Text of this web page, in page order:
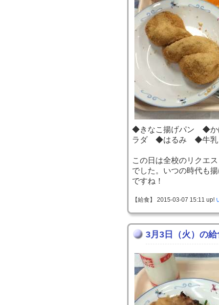
◆きなこ揚げパン ◆か
ラダ ◆はるみ ◆牛乳
この日は全校のリクエ
でした。いつの時代も
ですね！
【給食】 2015-03-07 15:11 up!
3月3日（火）の給